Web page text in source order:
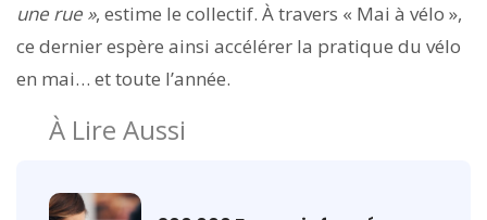
une rue », estime le collectif. À travers « Mai à vélo »,
ce dernier espère ainsi accélérer la pratique du vélo
en mai… et toute l’année.
À Lire Aussi